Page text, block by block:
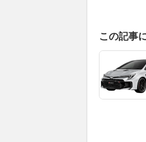
この記事